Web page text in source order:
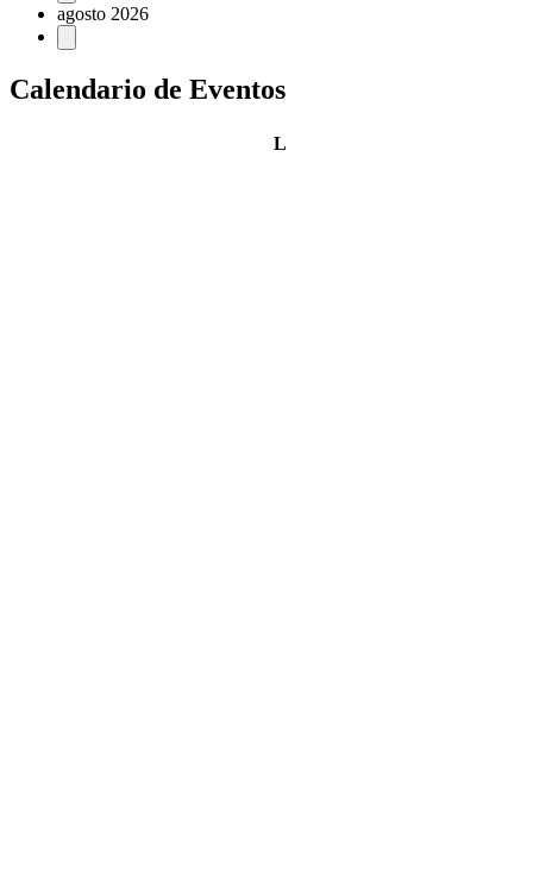
agosto 2026
Calendario de Eventos
Llunes